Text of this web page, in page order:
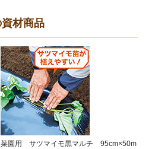
材商品
菜園用 サツマイモ黒マルチ 95cm×50m